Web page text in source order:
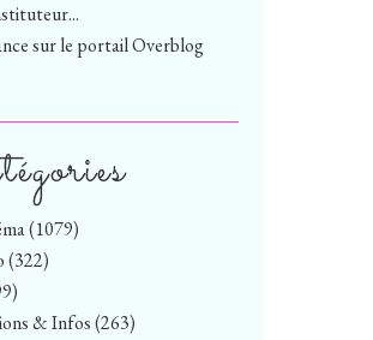
(1079)
(322)
& Infos(263)
sur le portail Overblog